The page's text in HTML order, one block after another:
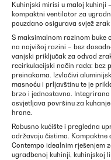
Kuhinjski mirisi u maloj kuhinji
kompaktni ventilator za
pouzdano osigurava svjež zrak
S maksimalnom razinom buke
na najvišoj razini – bez
vanjski priključak za odvod
recirkulacijski način rada: bez
preinakama. Izvlačivi
masnoću i prljavštinu te je
brzo i jednostavno. Integrirano
osvjetljava površinu za
hrane.
Robusno kućište i pregledna
održavaju čistima. Kompaktne
Contempo idealnim rješenjem
ugradbenoj kuhinji, kuhinjskoj